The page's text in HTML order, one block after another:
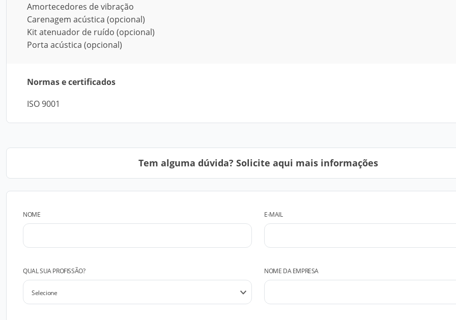
Amortecedores de vibração
Carenagem acústica (opcional)
Kit atenuador de ruído (opcional)
Porta acústica (opcional)
Normas e certificados
ISO 9001
Tem alguma dúvida? Solicite aqui mais informações
NOME E-MAIL
QUAL SUA PROFISSÃO? NOME DA EMPRESA